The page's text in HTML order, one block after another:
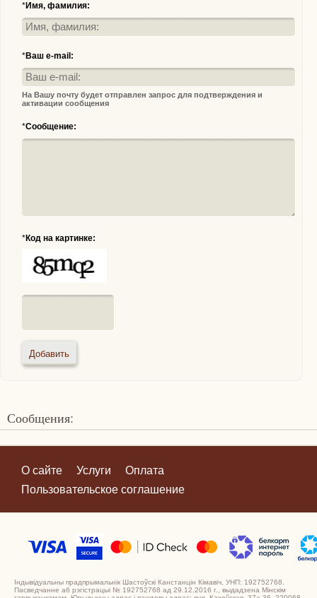
*Имя, фамилия:
*Ваш e-mail:
На Вашу почту будет отправлен запрос для подтверждения и
активации сообщения
*Сообщение:
*Код на картинке:
Сообщения:
О сайте Услуги
Оплата
Пользовательское соглашение
Індывідуальны прадпрымальнік Шастоўскі Канстанцін Кімавіч, УНП: 192752768.
Пасведчанне аб рэгістрацыі № 192752768 ад 29.12.2016 г., выдадзена Мінскім